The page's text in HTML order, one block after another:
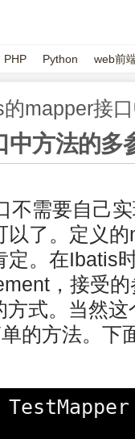
PHP Python web前
mapper接
中方法的多
不需要自己
了。定义
。在Ibatis
，接受
式。当然
的方法。下